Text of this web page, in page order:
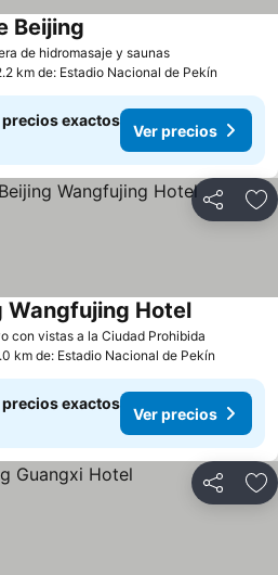
de hidromasaje y saunas
Beijing
km de: Estadio Nacional de Pekín
exactos
Ver precios
Compartir
con vistas a la Ciudad Prohibida
Wangfujing Hotel
km de: Estadio Nacional de Pekín
exactos
Ver precios
Compartir